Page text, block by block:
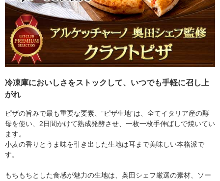
冷凍庫においしさをストックして、いつでも手軽に召し上
がれ
ピザの旨みで最も重要な要素、”ピザ生地”は、全てイタリア産の酵
母を使い、2日間かけて熟成発酵させ、一枚一枚手伸ばしで焼いてい
ます。
小麦の香りとうま味を引き出した生地は耳まで美味しい本格派で
す。
もちもちとした食感が魅力の生地は、奥田シェフ厳選の素材、ソー